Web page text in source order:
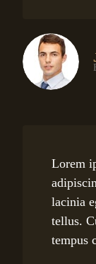
Lorem
lacinia
tellus.
tempus